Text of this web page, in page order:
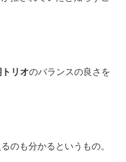
リオのバランスの良さを
のも分かるというもの。